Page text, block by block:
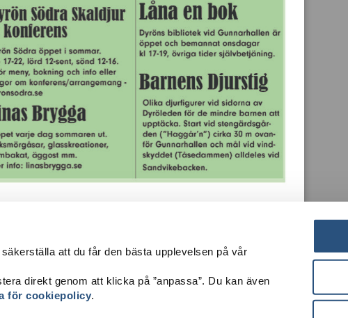
att du får den bästa upplevelsen på vår
direkt genom att klicka på ”anpassa”. Du kan även
för cookiepolicy.